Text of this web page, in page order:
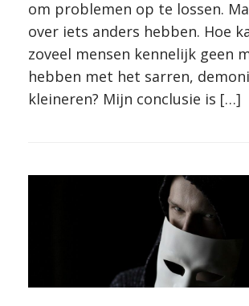
om problemen op te lossen.
over iets anders hebben. Hoe
zoveel mensen kennelijk geen
hebben met het sarren,
kleineren? Mijn conclusie is […]